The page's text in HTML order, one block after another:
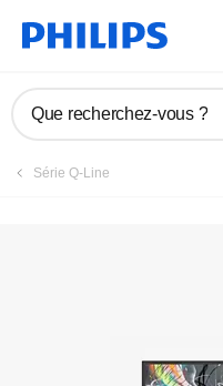
Que recherchez-vous ?
Série Q-Line
Enregistrer un produit